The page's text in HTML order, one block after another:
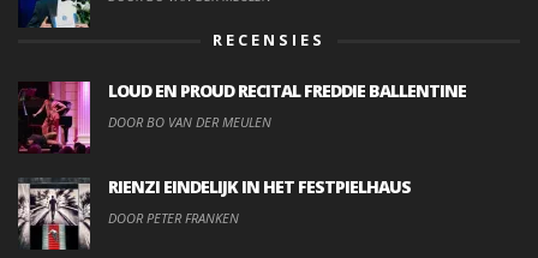
RECENSIES
LOUD EN PROUD RECITAL FREDDIE BALLENTINE
DOOR BO VAN DER MEULEN
RIENZI EINDELIJK IN HET FESTPIELHAUS
DOOR PETER FRANKEN